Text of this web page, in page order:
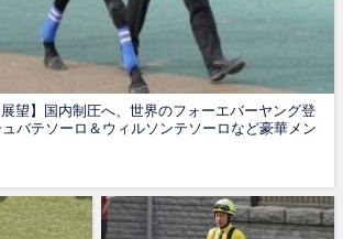
展望】国内制圧へ、世界のフォーエバーヤング登
バテソーロ＆ウィルソンテソーロなど豪華メン